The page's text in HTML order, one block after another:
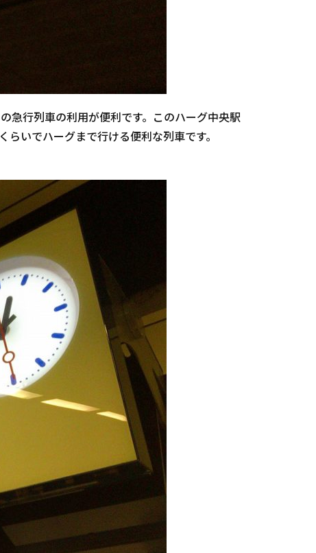
急行列車の利用が便利です。このハーグ中央駅
いでハーグまで行ける便利な列車です。